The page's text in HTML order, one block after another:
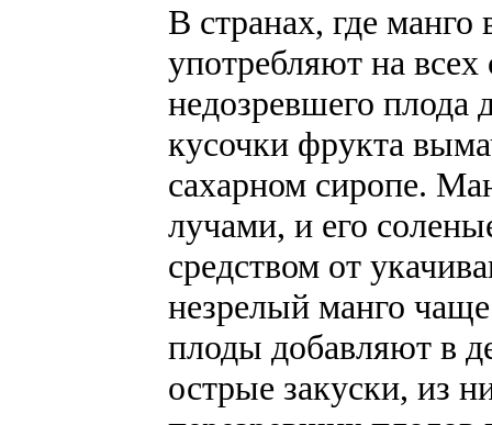
В странах, где
употребляют на всех
недозревшего
кусочки фрукта
сахарном сиропе.
лучами, и его
средством от
незрелый манго
плоды добавляют в
острые закуски, из